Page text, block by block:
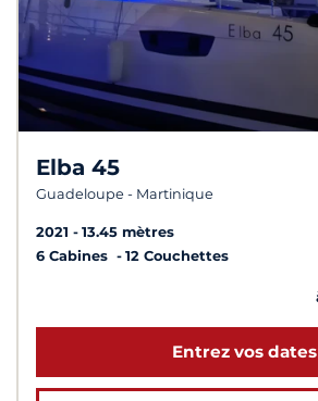
Elba 45
Guadeloupe - Martinique
2021
13.45 mètres
6 Cabines
12 Couchettes
Entrez vos dates